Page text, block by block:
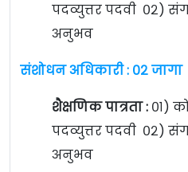
पदव्युत्तर पदवी ०२)
अनुभव
संशोधन अधिकारी : ०२ जागा
शैक्षणिक पात्रता : ०१)
पदव्युत्तर पदवी ०२)
अनुभव